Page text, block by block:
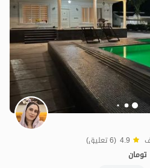
4.9 (6 تعليق)
تومان